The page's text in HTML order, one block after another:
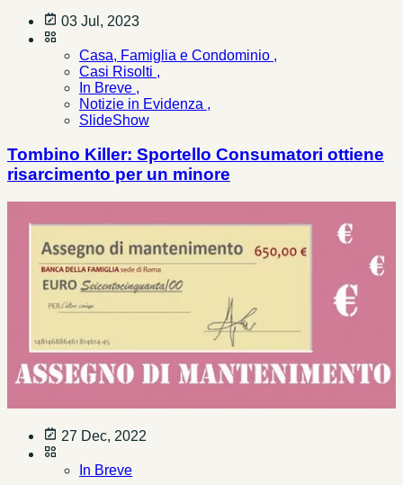
03 Jul, 2023
Casa, Famiglia e Condominio ,
Casi Risolti ,
In Breve ,
Notizie in Evidenza ,
SlideShow
Tombino Killer: Sportello Consumatori ottiene
risarcimento per un minore
27 Dec, 2022
In Breve